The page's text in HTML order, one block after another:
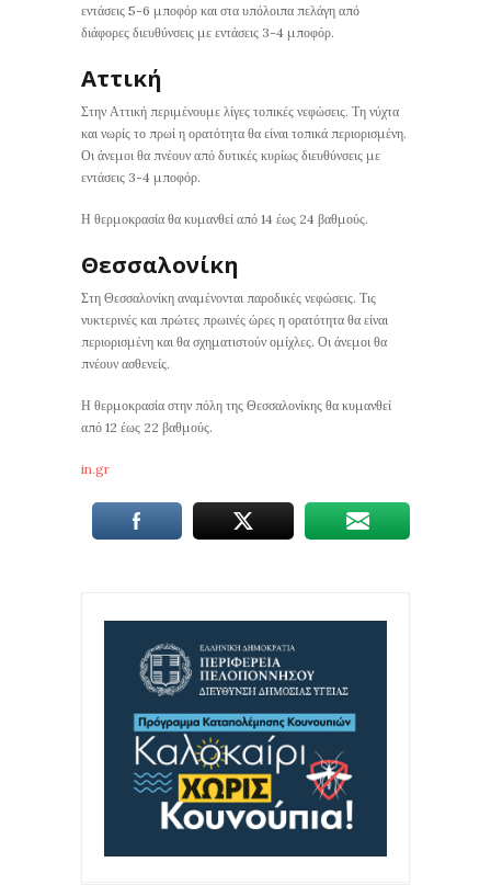
εντάσεις 5-6 μποφόρ και στα υπόλοιπα πελάγη από
διάφορες διευθύνσεις με εντάσεις 3-4 μποφόρ.
Αττική
Στην Αττική περιμένουμε λίγες τοπικές νεφώσεις. Τη νύχτα
και νωρίς το πρωί η ορατότητα θα είναι τοπικά περιορισμένη.
Οι άνεμοι θα πνέουν από δυτικές κυρίως διευθύνσεις με
εντάσεις 3-4 μποφόρ.
Η θερμοκρασία θα κυμανθεί από 14 έως 24 βαθμούς.
Θεσσαλονίκη
Στη Θεσσαλονίκη αναμένονται παροδικές νεφώσεις. Τις
νυκτερινές και πρώτες πρωινές ώρες η ορατότητα θα είναι
περιορισμένη και θα σχηματιστούν ομίχλες. Οι άνεμοι θα
πνέουν ασθενείς.
Η θερμοκρασία στην πόλη της Θεσσαλονίκης θα κυμανθεί
από 12 έως 22 βαθμούς.
in.gr